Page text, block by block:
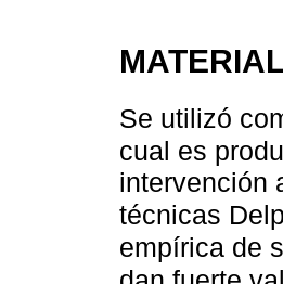
Se utilizó
cual es
intervención
técnicas
empírica de